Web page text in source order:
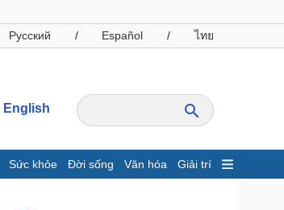
Русский / Español / ไทย
English
Sức khỏe Đời sống Văn hóa Giải trí